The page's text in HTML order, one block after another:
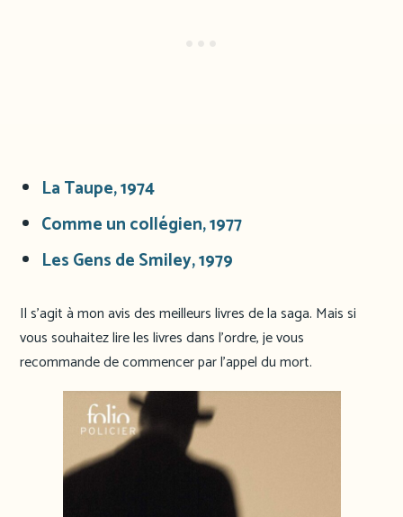
La Taupe, 1974
Comme un collégien, 1977
Les Gens de Smiley, 1979
Il s’agit à mon avis des meilleurs livres de la saga. Mais si
vous souhaitez lire les livres dans l’ordre, je vous
recommande de commencer par l’appel du mort.